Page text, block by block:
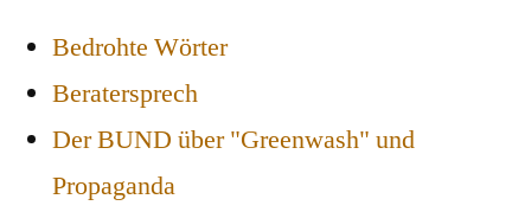
Bedrohte Wörter
Beratersprech
Der BUND über "Greenwash" und
Propaganda